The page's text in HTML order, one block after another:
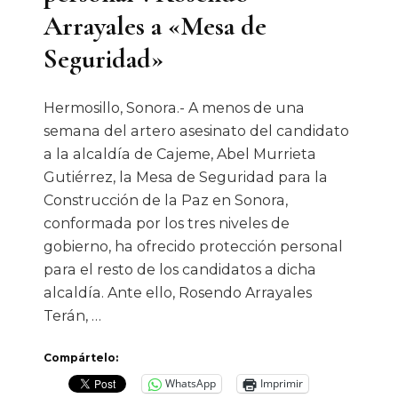
Arrayales a «Mesa de
Seguridad»
Hermosillo, Sonora.- A menos de una
semana del artero asesinato del candidato
a la alcaldía de Cajeme, Abel Murrieta
Gutiérrez, la Mesa de Seguridad para la
Construcción de la Paz en Sonora,
conformada por los tres niveles de
gobierno, ha ofrecido protección personal
para el resto de los candidatos a dicha
alcaldía. Ante ello, Rosendo Arrayales
Terán, …
Compártelo:
WhatsApp
Imprimir